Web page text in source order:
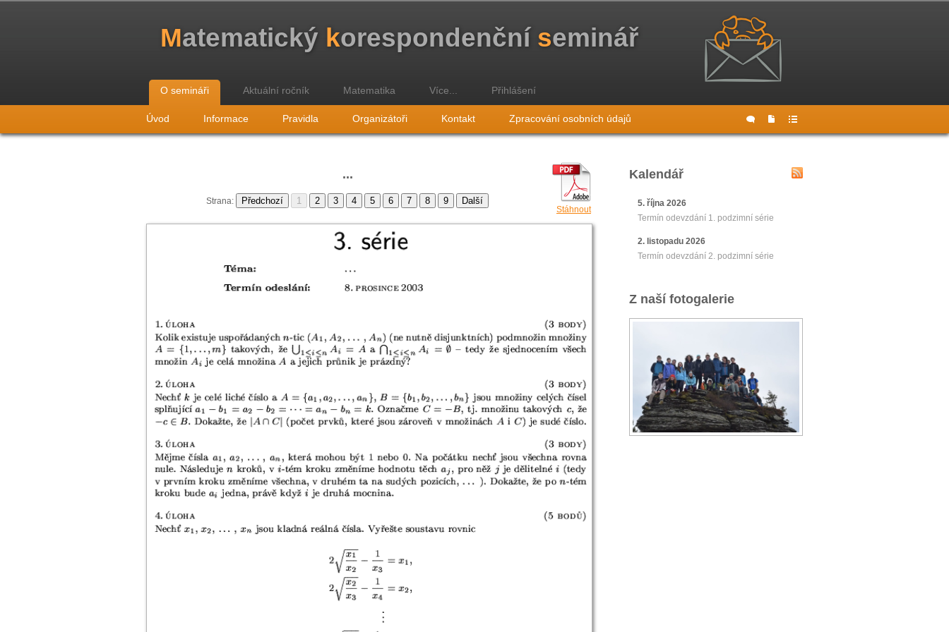
Matematický korespondenční seminář
O semináři Aktuální ročník Matematika Více... Přihlášení
Úvod Informace Pravidla Organizátoři Kontakt Zpracování osobních údajů
...
Strana:
Stáhnout
Kalendář
5. října 2026
Termín odevzdání 1. podzimní série
2. listopadu 2026
Termín odevzdání 2. podzimní série
Z naší fotogalerie